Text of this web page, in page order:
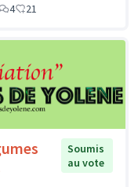
4 21
Soumis
au vote